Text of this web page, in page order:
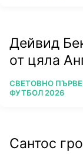
Дейвид
от цяла
ПОВЕЧЕ ОТ
СВЕТОВНО
ФУТБОЛ 2026
Сантос